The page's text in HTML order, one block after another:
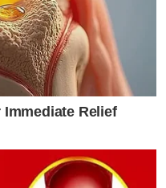
Immediate Relief